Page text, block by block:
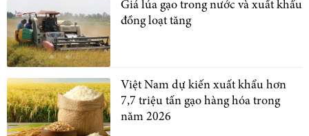
Giá lúa gạo trong nước và xuất khẩu
đồng loạt tăng
Việt Nam dự kiến xuất khẩu hơn
7,7 triệu tấn gạo hàng hóa trong
năm 2026